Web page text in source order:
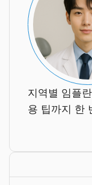
지역별 임플
용 팁까지 한